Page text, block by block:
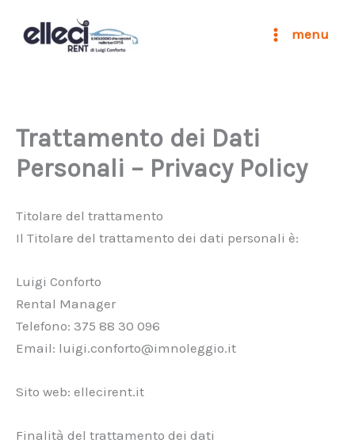
menu
Trattamento dei Dati
Personali – Privacy Policy
Titolare del trattamento
Il Titolare del trattamento dei dati personali è:
Luigi Conforto
Rental Manager
Telefono: 375 88 30 096
Email: luigi.conforto@imnoleggio.it
Sito web: ellecirent.it
Finalità del trattamento dei dati